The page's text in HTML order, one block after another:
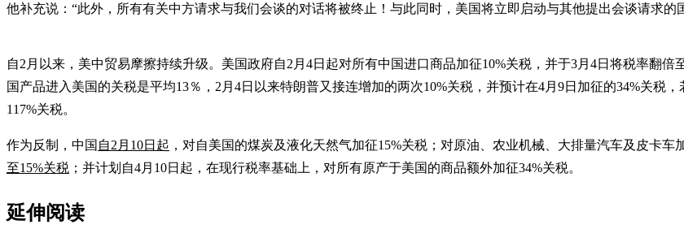
他补充说：“此外，所有有关中方请求与我们会谈的对话将被终止！与此同时，美国将立即启动与其他提出会谈请求的
自2月以来，美中贸易摩擦持续升级。美国政府自2月4日起对所有中国进口商品加征10%关税，并于3月4日将税率翻
国产品进入美国的关税是平均13％，2月4日以来特朗普又接连增加的两次10%关税，并预计在4月9日加征的34%关税
117%关税。
作为反制，中国 自2月10日起 ，对自美国的煤炭及液化天然气加征15%关税；对原油、农业机械、大排量汽车及皮卡
至15%关税 ；并计划自4月10日起，在现行税率基础上，对所有原产于美国的商品额外加征34%关税。
延伸阅读